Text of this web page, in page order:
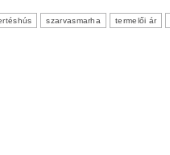
szarvasmarha termelői ár